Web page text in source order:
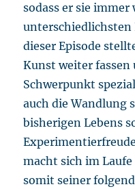
sodass er sie immer
unterschiedlichsten
dieser Episode
Kunst weiter
Schwerpunkt
auch die Wandlung
bisherigen Lebens
macht sich im
somit seiner